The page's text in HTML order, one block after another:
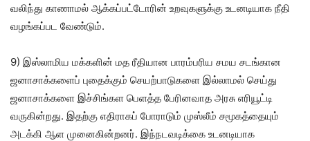
வலிந்து காணாமல் ஆக்கப்பட்டோரின் உறவுகளுக்கு உடனடியாக நீதி
வழங்கப்பட வேண்டும்.
9) இஸ்லாமிய மக்களின் மத ரீதியான பாரம்பரிய சமய சடங்கான
ஜனாசாக்களைப் புதைக்கும் செயற்பாடுகளை இல்லாமல் செய்து
ஜனாசாக்களை இச்சிங்கள பெளத்த பேரினவாத அரசு எரியூட்டி
வருகின்றது. இதற்கு எதிராகப் போராடும் முஸ்லீம் சமூகத்தையும்
அடக்கி ஆள முனைகின்றனர். இந்நடவடிக்கை உடனடியாக